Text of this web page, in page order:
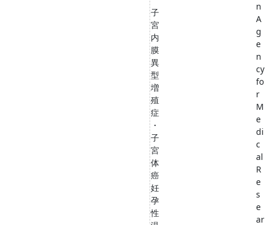
子
宮
内
膜
異
型
増
殖
症
・
子
宮
体
癌
妊
孕
性
n
A
g
e
n
cy
fo
r
M
e
di
c
al
R
e
s
e
ar